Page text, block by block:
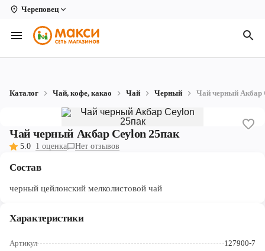
Череповец
Вологда
Архангельск
Кирово-Чепецк
Коряжма
Рыбинск
Северодвинск
Каталог Чай, кофе, какао Чай Черный Чай черный Акбар
Чай черный Акбар Ceylon 25пак
5.0 1 оценка Нет отзывов
Состав
черный цейлонский мелколистовой чай
Характеристики
Артикул 127900-7